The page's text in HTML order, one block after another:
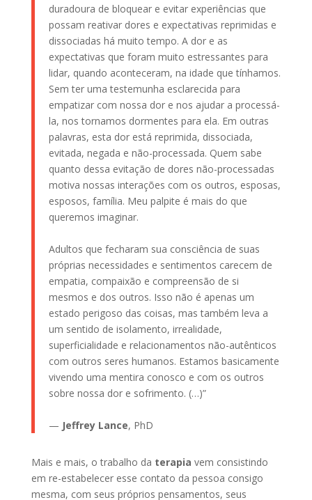
duradoura de bloquear e evitar experiências que
possam reativar dores e expectativas reprimidas e
dissociadas há muito tempo. A dor e as
expectativas que foram muito estressantes para
lidar, quando aconteceram, na idade que tínhamos.
Sem ter uma testemunha esclarecida para
empatizar com nossa dor e nos ajudar a processá-
la, nos tornamos dormentes para ela. Em outras
palavras, esta dor está reprimida, dissociada,
evitada, negada e não-processada. Quem sabe
quanto dessa evitação de dores não-processadas
motiva nossas interações com os outros, esposas,
esposos, família. Meu palpite é mais do que
queremos imaginar.
Adultos que fecharam sua consciência de suas
próprias necessidades e sentimentos carecem de
empatia, compaixão e compreensão de si
mesmos e dos outros. Isso não é apenas um
estado perigoso das coisas, mas também leva a
um sentido de isolamento, irrealidade,
superficialidade e relacionamentos não-autênticos
com outros seres humanos. Estamos basicamente
vivendo uma mentira conosco e com os outros
sobre nossa dor e sofrimento. (…)”
— Jeffrey Lance, PhD
Mais e mais, o trabalho da terapia vem consistindo
em re-estabelecer esse contato da pessoa consigo
mesma, com seus próprios pensamentos, seus